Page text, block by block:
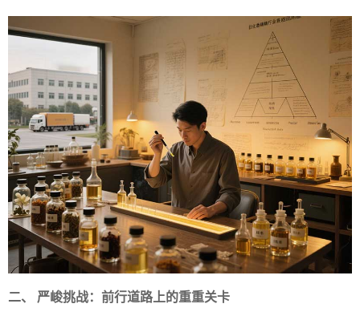
二、 严峻挑战：前行道路上的重重关卡